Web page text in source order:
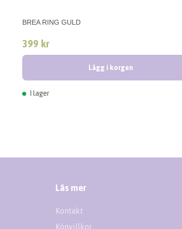
BREA RING GULD
399 kr
Lägg i korgen
I lager
Läs mer
Kontakt
Köpvillkor